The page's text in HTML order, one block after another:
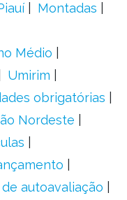
Montadas
Médio
Umirim
obrigatórias
Nordeste
autoavaliação